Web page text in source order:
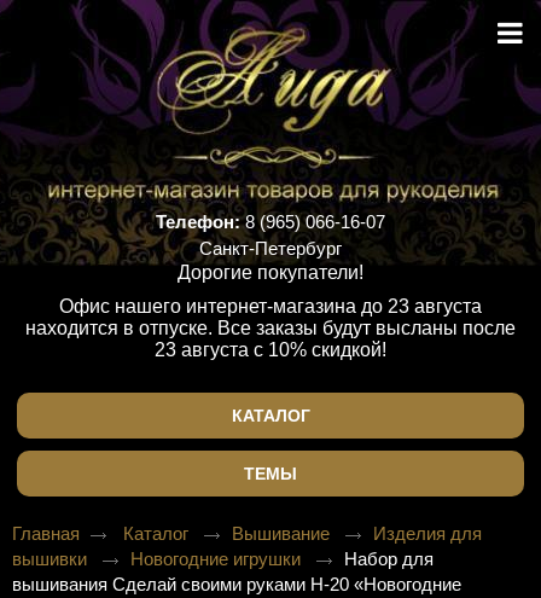
Телефон:8 (965) 066-16-07
Санкт-Петербург
Дорогие покупатели!
Офис нашего интернет-магазина до 23 августа
находится в отпуске. Все заказы будут высланы после
23 августа с 10% скидкой!
КАТАЛОГ
ТЕМЫ
Главная Каталог Вышивание
Изделия для
вышивки
Новогодние игрушки
Набор для
вышивания Сделай своими руками Н-20 «Новогодние